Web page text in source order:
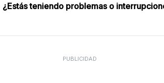
¿Estás teniendo problemas o
PUBLICIDAD